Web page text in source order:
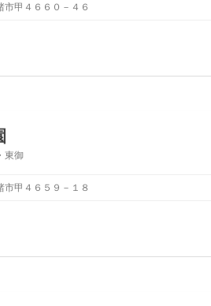
市甲４６６０－４６
東御
市甲４６５９－１８